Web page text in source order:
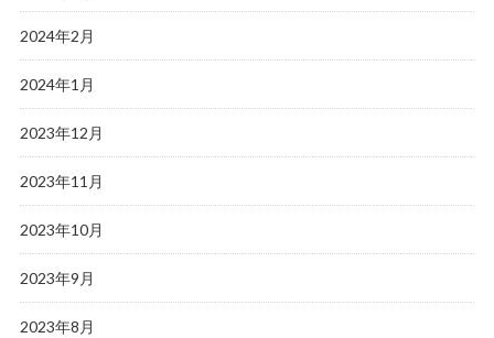
2024年2月
2024年1月
2023年12月
2023年11月
2023年10月
2023年9月
2023年8月